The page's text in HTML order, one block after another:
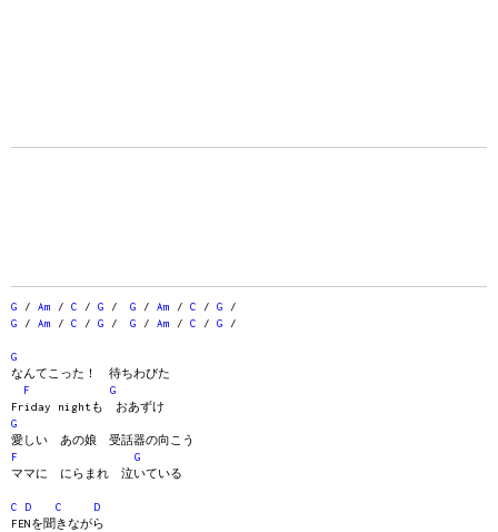
G / Am / C / G / G / Am / C / G /
G / Am / C / G / G / Am / C / G /
G
なんてこった！ 待ちわびた
F
G
Friday nightも おあずけ
G
愛しい あの娘 受話器の向こう
F
G
ママに にらまれ 泣いている
C D C
D
FENを聞きながら